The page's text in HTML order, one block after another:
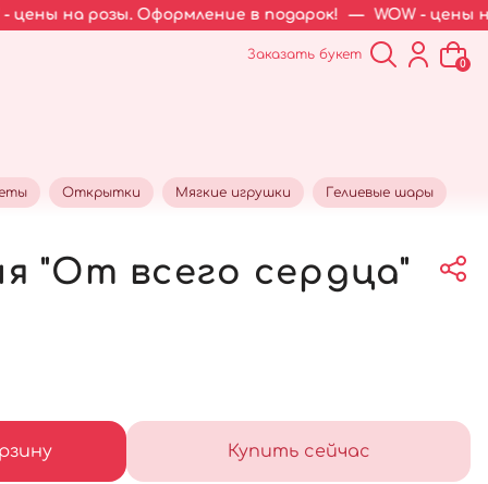
Оформление в подарок! — WOW - цены на розы.
Заказать букет
0
Открытки Мягкие игрушки Гелиевые шары
"От всего сердца"
Купить сейчас